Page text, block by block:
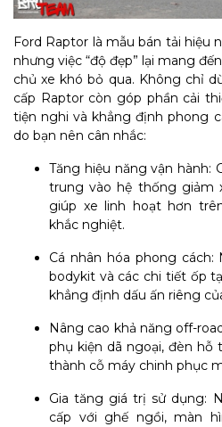
Ford Raptor là mẫu bán tải hiệu
nhưng việc “độ đẹp” lại mang
chủ xe khó bỏ qua. Không chỉ
cấp Raptor còn góp phần cải
tiện nghi và khẳng định phong
do bạn nên cân nhắc:
Tăng hiệu năng vận hành:
trung vào hệ thống giảm
giúp xe linh hoạt hơn
khắc nghiệt.
Cá nhân hóa phong
bodykit và các chi tiết ốp
khẳng định dấu ấn riêng
Nâng cao khả năng off-
phụ kiện dã ngoại, đèn
thành cỗ máy chinh phục
Gia tăng giá trị sử dụng:
cấp với ghế ngồi, màn